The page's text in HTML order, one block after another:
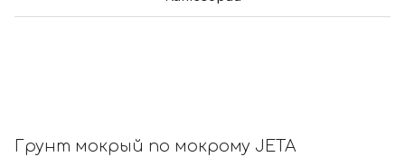
Грунт мокрый по мокрому JETA